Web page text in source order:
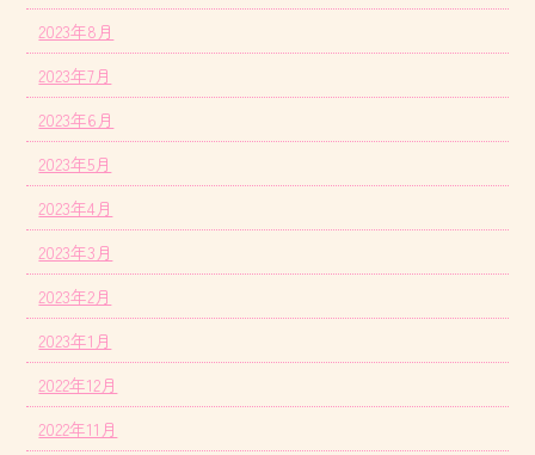
2023年8月
2023年7月
2023年6月
2023年5月
2023年4月
2023年3月
2023年2月
2023年1月
2022年12月
2022年11月